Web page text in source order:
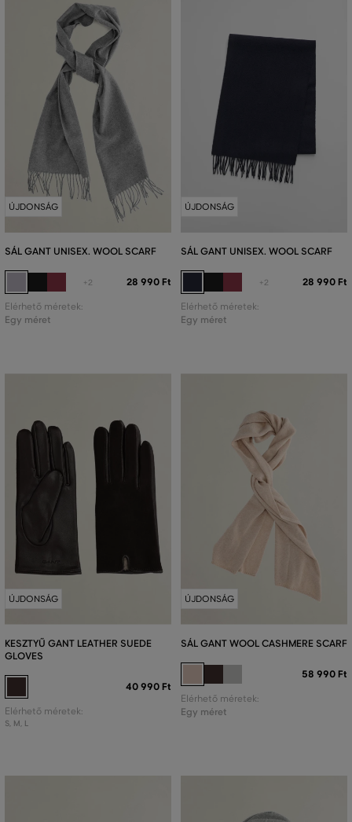
ÚJDONSÁG
SÁL GANT UNISEX. WOOL SCARF
+2 28 990 Ft
Elérhető méretek:
Egy méret
ÚJDONSÁG
SÁL GANT UNISEX. WOOL SCARF
+2 28 990 Ft
Elérhető méretek:
Egy méret
ÚJDONSÁG
KESZTYŰ GANT LEATHER SUEDE
GLOVES
40 990 Ft
Elérhető méretek:
S, M L
ÚJDONSÁG
SÁL GANT WOOL CASHMERE SCARF
58 990 Ft
Elérhető méretek:
Egy méret